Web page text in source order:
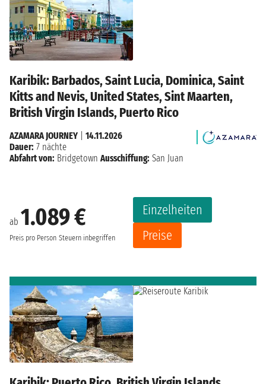
Karibik: Barbados, Saint Lucia, Dominica, Saint
Kitts and Nevis, United States, Sint Maarten,
British Virgin Islands, Puerto Rico
ab 1.089 €
Preis pro Person Steuern inbegriffen
Einzelheiten
Preise
AZAMARA JOURNEY
14.11.2026
Dauer: 7 nächte
Abfahrt von: Bridgetown Ausschiffung: San Juan